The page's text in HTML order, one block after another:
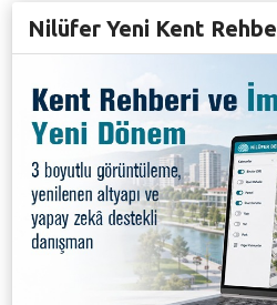
skor üstünlüğünü elinde tutan
25-16 gibi farklı bir sonuçla
taraf Nilüfer Belediyespor
oyun üstünlüğünü elinde
beyazlı ekip, bu seti
kazanarak haftayı 3 puanla
Mavi yeşil beyazlılarda
Milenko’da 13 sayı üreterek
ulaştılar. Maçın en skorer ismi
Nilüfer Yeni Kent